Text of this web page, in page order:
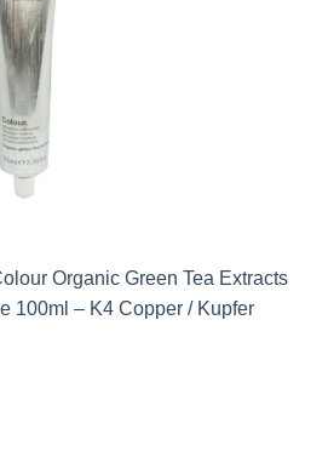
Organic Green Tea Extracts
100ml – K4 Copper / Kupfer